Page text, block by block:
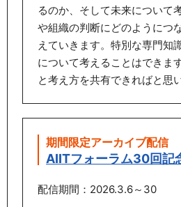
るのか、そして未来について
や組織の判断にどのようにつ
えていきます。特別な専門知
について考えることはできま
と考え方を共有できればと思
期間限定アーカイブ配信
AIITフォーラム30回記
配信期間：2026.3.6～30